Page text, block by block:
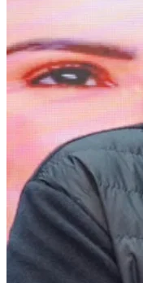
Cruzeiro